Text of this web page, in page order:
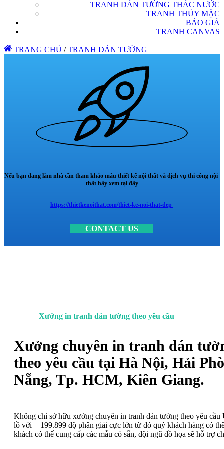
TRANH DÁN TƯỜNG THÁC NƯỚC
TRANH THỦY MẶC
BÁO GIÁ
TRANH CANVAS
TRANG CHỦ / TRANH DÁN TƯỜNG
Nếu bạn đang làm nhà cần tham khảo mẫu thiết kế nội thất và dịch vụ thi công nội
thất hãy xem tại đây
https://thietkenoithat.com/thiet-ke-noi-that-dep
CONTACT US
Xưởng in tranh dán tường theo yêu cầu
Xưởng chuyên in tranh dán
theo yêu cầu tại Hà Nội, Hải
Nẵng, Tp. HCM, Kiên Giang.
Không chỉ sở hữu xưởng chuyên in tranh dán tường theo yêu
lồ với + 199.899 độ phân giải cực lớn từ đó quý khách hàng có
khách có thể cung cấp các mẫu có sẵn, đội ngũ đồ họa sẽ hỗ trợ